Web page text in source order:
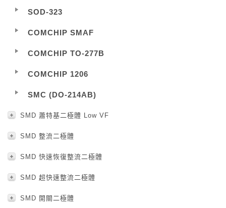
SOD-323
COMCHIP SMAF
COMCHIP TO-277B
COMCHIP 1206
SMC (DO-214AB)
SMD 蕭特基二極體 Low VF
SMD 整流二極體
SMD 快速恢復整流二極體
SMD 超快速整流二極體
SMD 開關二極體